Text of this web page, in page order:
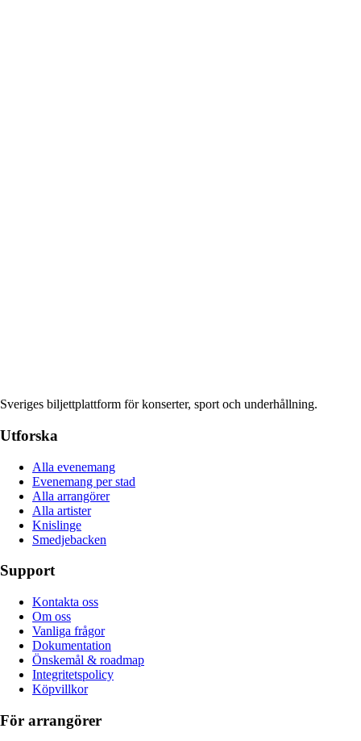
Sveriges biljettplattform för konserter, sport och underhållning.
Utforska
Alla evenemang
Evenemang per stad
Alla arrangörer
Alla artister
Knislinge
Smedjebacken
Support
Kontakta oss
Om oss
Vanliga frågor
Dokumentation
Önskemål & roadmap
Integritetspolicy
Köpvillkor
För arrangörer